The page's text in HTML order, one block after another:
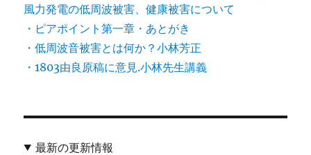
風力発電の低周波被害、健康被害について
・ピアポイント第一章・あとがき
・低周波音被害とは何か？小林芳正
・1803由良原稿に意見.小林先生講義
最新の更新情報